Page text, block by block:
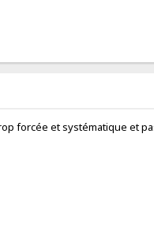
forcée et systématique et